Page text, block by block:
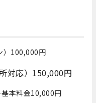
）100,000円
対応）150,000円
本料金10,000円